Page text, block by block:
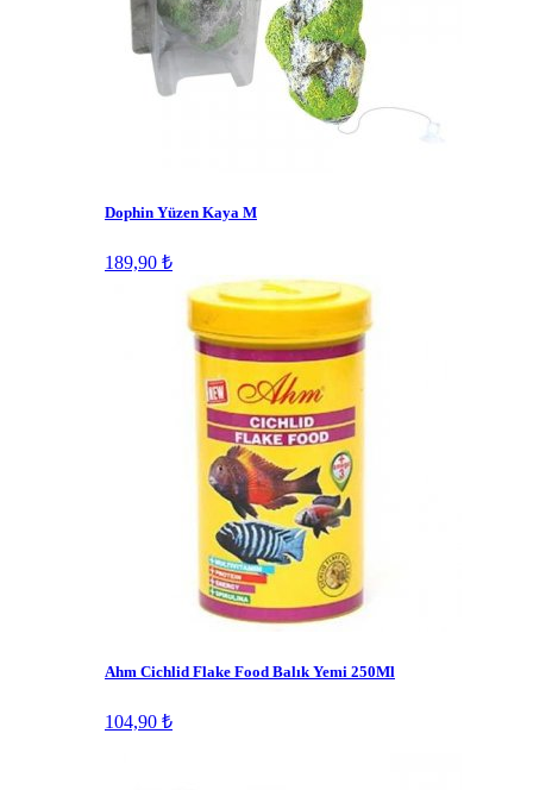
Dophin Yüzen Kaya M
189,90 ₺
Ahm Cichlid Flake Food Balık Yemi 250Ml
104,90 ₺